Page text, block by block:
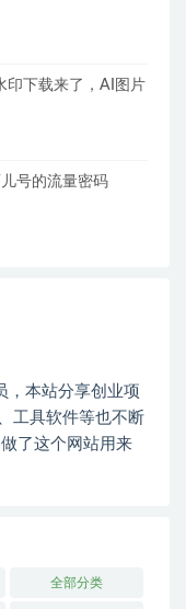
印下载来了，AI图片
号的流量密码
，本站分享创业项
工具软件等也不断
了这个网站用来
全部分类